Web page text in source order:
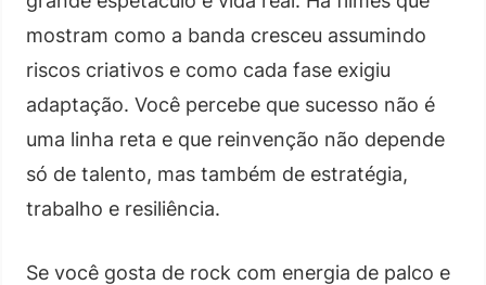
mostram como a banda cresceu assumindo
riscos criativos e como cada fase exigiu
adaptação. Você percebe que sucesso não é
uma linha reta e que reinvenção não depende
só de talento, mas também de estratégia,
trabalho e resiliência.
Se você gosta de rock com energia de palco e